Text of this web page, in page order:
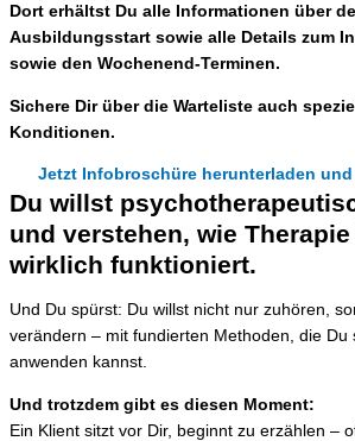
Dort erhältst Du alle Informationen über
Ausbildungsstart sowie alle Details zum
sowie den Wochenend-Terminen.
Sichere Dir über die Warteliste auch
Konditionen.
Jetzt Infobroschüre herunterladen und
Du willst
und verstehen, wie
wirklich funktioniert.
Und Du spürst: Du willst nicht nur zuhören,
verändern – mit fundierten Methoden, die Du
anwenden kannst.
Und trotzdem gibt es diesen Moment:
Ein Klient sitzt vor Dir, beginnt zu erzählen –